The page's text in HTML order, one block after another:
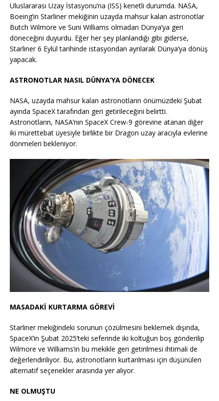
Uluslararası Uzay İstasyonu’na (ISS) kenetli durumda. NASA,
Boeing’in Starliner mekiğinin uzayda mahsur kalan astronotlar
Butch Wilmore ve Suni Williams olmadan Dünya’ya geri
döneceğini duyurdu. Eğer her şey planlandığı gibi giderse,
Starliner 6 Eylül tarihinde istasyondan ayrılarak Dünya’ya dönüş
yapacak.
ASTRONOTLAR NASIL DÜNYA’YA DÖNECEK
NASA, uzayda mahsur kalan astronotların önümüzdeki Şubat
ayında SpaceX tarafından geri getirileceğini belirtti.
Astronotların, NASA’nın SpaceX Crew-9 görevine atanan diğer
iki mürettebat üyesiyle birlikte bir Dragon uzay aracıyla evlerine
dönmeleri bekleniyor.
MASADAKİ KURTARMA GÖREVİ
Starliner mekiğindeki sorunun çözülmesini beklemek dışında,
SpaceX’in Şubat 2025’teki seferinde iki koltuğun boş gönderilip
Wilmore ve Williams’ın bu mekikle geri getirilmesi ihtimali de
değerlendiriliyor. Bu, astronotların kurtarılması için düşünülen
alternatif seçenekler arasında yer alıyor.
NE OLMUŞTU